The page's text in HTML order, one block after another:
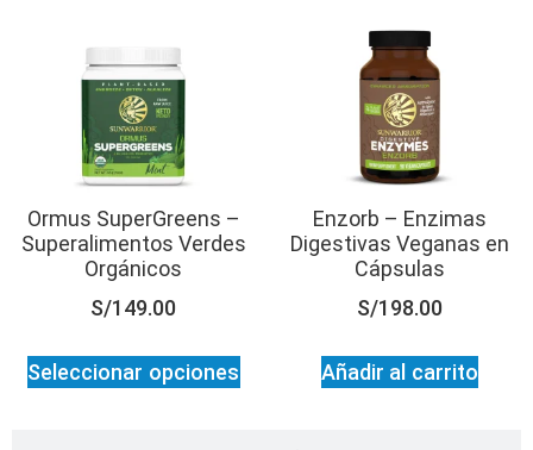
Ormus SuperGreens –
Superalimentos Verdes
Orgánicos
S/149.00
Seleccionar opciones
Enzorb – Enzimas
Digestivas Veganas en
Cápsulas
S/198.00
Añadir al carrito